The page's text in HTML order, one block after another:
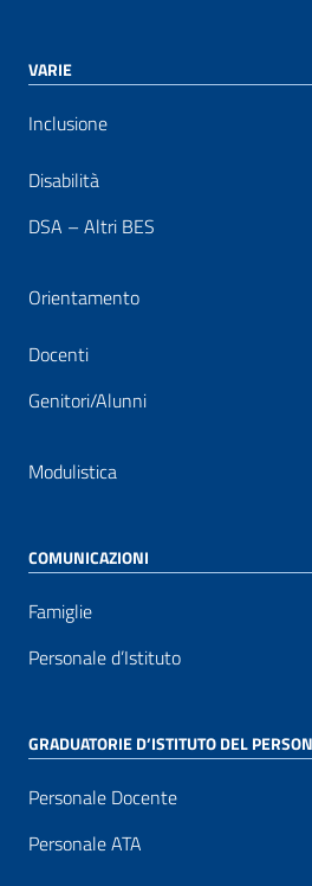
VARIE
Inclusione
Disabilità
DSA – Altri BES
Orientamento
Docenti
Genitori/Alunni
Modulistica
COMUNICAZIONI
Famiglie
Personale d’Istituto
GRADUATORIE D’ISTITUTO DEL
Personale Docente
Personale ATA